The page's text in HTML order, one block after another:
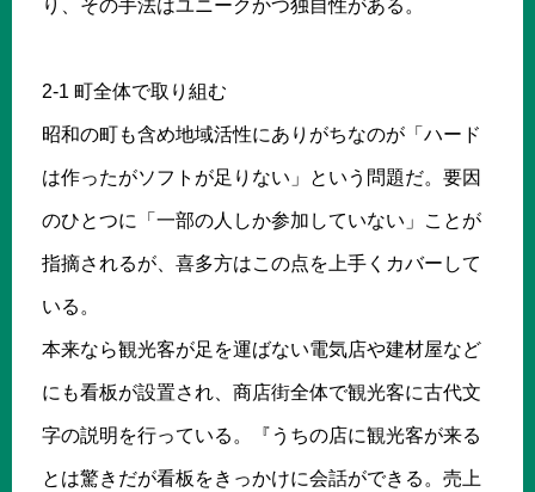
り、その手法はユニークかつ独自性がある。
2-1 町全体で取り組む
昭和の町も含め地域活性にありがちなのが「ハード
は作ったがソフトが足りない」という問題だ。要因
のひとつに「一部の人しか参加していない」ことが
指摘されるが、喜多方はこの点を上手くカバーして
いる。
本来なら観光客が足を運ばない電気店や建材屋など
にも看板が設置され、商店街全体で観光客に古代文
字の説明を行っている。『うちの店に観光客が来る
とは驚きだが看板をきっかけに会話ができる。売上